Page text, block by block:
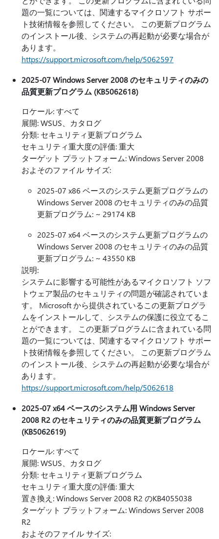
題の一覧については、関連するマイクロソフト サポー
ト技術情報を参照してください。 この更新プログラム
のインストール後、システムの再起動が必要な場合が
あります。
https://support.microsoft.com/help/5062597
2025-07 Windows Server 2008 のセキュリティのみの
品質更新プログラム (KB5062618)
ロケール: すべて
展開: WSUS、カタログ
分類: セキュリティ更新プログラム
セキュリティ重大度の評価: 重大
ターゲット プラットフォーム: Windows Server 2008
およそのファイル サイズ:
2025-07 x86 ベースのシステム更新プログラムの
Windows Server 2008 のセキュリティのみの品質
更新プログラム: ~ 29174 KB
2025-07 x64 ベースのシステム更新プログラムの
Windows Server 2008 のセキュリティのみの品質
更新プログラム: ~ 43550 KB
説明:
システムに影響する可能性があるマイクロソフト ソフ
トウェア製品のセキュリティの問題が確認されていま
す。 Microsoft から提供されているこの更新プログラ
ムをインストールして、システムの保護に役立てるこ
とができます。 この更新プログラムに含まれている問
題の一覧については、関連するマイクロソフト サポー
ト技術情報を参照してください。 この更新プログラム
のインストール後、システムの再起動が必要な場合が
あります。
https://support.microsoft.com/help/5062618
2025-07 x64 ベースのシステム用 Windows Server
2008 R2 のセキュリティのみの品質更新プログラム
(KB5062619)
ロケール: すべて
展開: WSUS、カタログ
分類: セキュリティ更新プログラム
セキュリティ重大度の評価: 重大
置き換え: Windows Server 2008 R2 のKB4055038
ターゲット プラットフォーム: Windows Server 2008
R2
およそのファイル サイズ: